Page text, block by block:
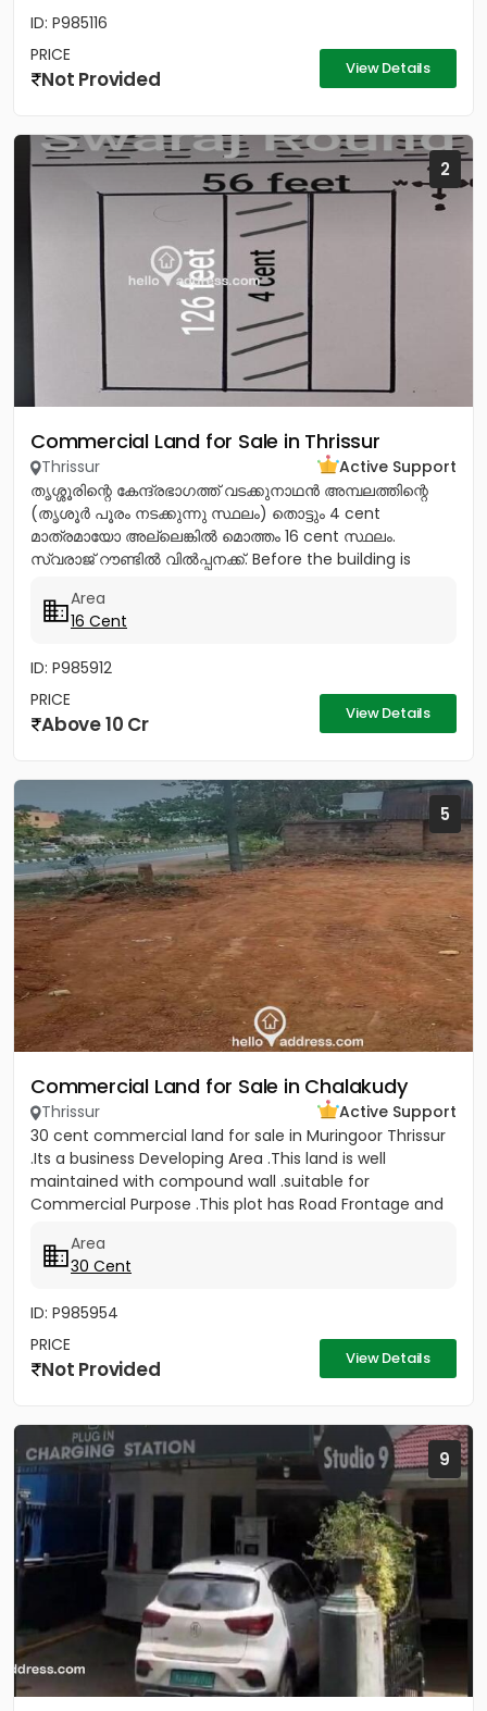
ID: P985116
PRICE
Not Provided View Details
2
Commercial Land for Sale in Thrissur
Thrissur
Active Support
തൃശ്ശൂരിന്റെ കേന്ദ്രഭാഗത്ത് വടക്കുനാഥൻ അമ്പലത്തിന്റെ
(തൃശൂർ പൂരം നടക്കുന്നു സ്ഥലം) തൊട്ടും 4 cent
മാത്രമായോ അല്ലെങ്കിൽ മൊത്തം 16 cent സ്ഥലം.
സ്വരാജ് റൗണ്ടിൽ വിൽപ്പനക്ക്. Before the building is
Area
16 Cent
ID: P985912
PRICE
Above 10 Cr View Details
5
Commercial Land for Sale in Chalakudy
Thrissur
Active Support
30 cent commercial land for sale in Muringoor Thrissur
.Its a business Developing Area .This land is well
maintained with compound wall .suitable for
Commercial Purpose .This plot has Road Frontage and
Area
30 Cent
ID: P985954
PRICE
Not Provided View Details
9